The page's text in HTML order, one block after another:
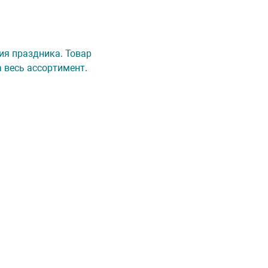
праздника. Товар
ассортимент.